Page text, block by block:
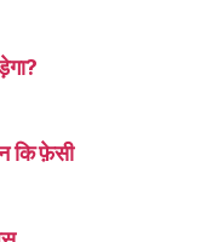
कि फ़ेसी